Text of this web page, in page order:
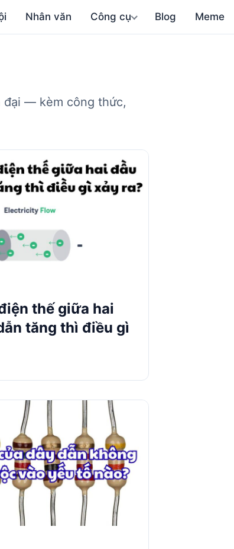
Nhân văn Công cụ Blog Meme
đại — kèm công thức,
thế giữa hai
tăng thì điều gì